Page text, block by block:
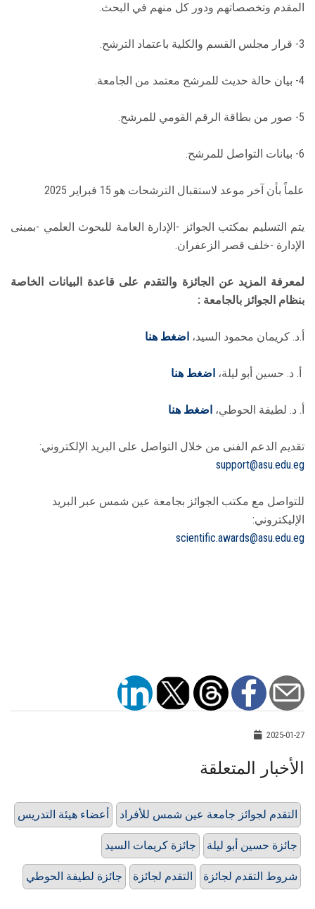
المقدم وتخصصاتهم ودور كل منهم في البحث.
3- قرار مجلس القسم والكلية باعتماد الترشح.
4- بيان حالة حديث للمرشح معتمد من الجامعة.
5- صور من بطاقة الرقم القومي للمرشح.
6- بيانات التواصل للمرشح.
علماً بأن آخر موعد لاستقبال الترشحات هو 15 فبراير 2025
يتم التسليم بمكتب الجوائز -الإدارة العامة للبحوث العلمي -بمبنى
الإدارة -خلف قصر الزعفران.
لمعرفة المزيد عن الجائزة والتقدم على قاعدة البيانات الخاصة
بنظام الجوائز بالجامعة :
أ.د. كريمان محمود السيد، اضغط هنا
أ. د. حسين أبو ليلة، اضغط هنا
أ. د. لطيفة الحوطي، اضغط هنا
تقديم الدعم الفنى من خلال التواصل على البريد الإلكتروني:
support@asu.edu.eg
للتواصل مع مكتب الجوائز بجامعة عين شمس عبر البريد
الإليكتروني:
scientific.awards@asu.edu.eg
2025-01-27
الأخبار المتعلقة
أعضاء هيئة التدريس التقدم لجوائز جامعة عين شمس للأفراد
جائزة كريمات السيد جائزة حسين أبو ليلة
جائزة لطيفة الحوطي التقدم لجائزة شروط التقدم لجائزة